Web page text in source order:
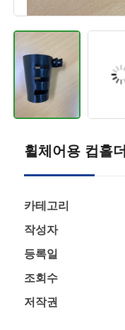
휠체어용 컵홀더
카테고리
작성자
등록일
조회수
저작권